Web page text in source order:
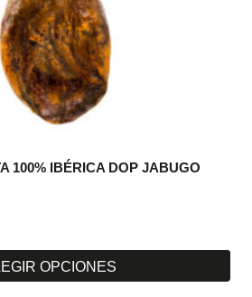
100% IBÉRICA DOP JABUGO
OPCIONES